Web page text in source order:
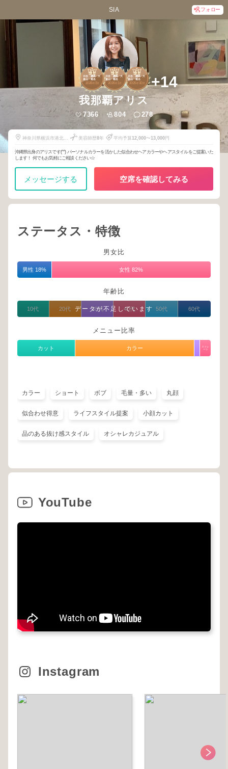
SIA フォロー
1
日吉・綱島・大
倉山・菊名
2026年 3月
1
日吉・綱島・大
倉山・菊名
2026年 1 月
1
日吉・綱島・大
倉山・菊名
2025年 10月 +14
我那覇アリス
7366 804 278
神奈川県横浜市港北区
美容師歴8年 平均予算12,000〜13,000円
沖縄県出身のアリスです(^^) パーソナルカラーを活かした似合わせヘアカラーやヘアスタイルをご提案いた
します！ 何でもお気軽にご相談ください☆
メッセージする 空席を確認してみる
ステータス・特徴
男女比
男性 18% 女性 82%
年齢比
データが不足しています
10代 20代 30代 40代 50代 60代
メニュー比率
カット カラー
ストレ
ート
カラー ショート ボブ 毛量・多い 丸顔
似合わせ得意 ライフスタイル提案 小顔カット
品のある抜け感スタイル オシャレカジュアル
YouTube
Instagram